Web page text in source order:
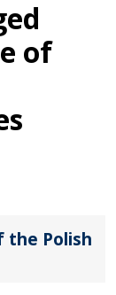
of
the Polish